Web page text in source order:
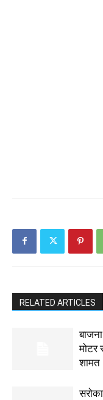
RELATED ARTICLES
मोटर
शामत